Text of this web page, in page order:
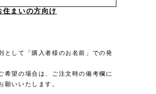
住まいの方向け
として「購入者様のお名前」での発
希望の場合は、ご注文時の備考欄に
願いいたします。